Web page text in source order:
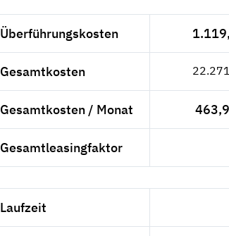
Überführungskosten
Gesamtkosten
Gesamtkosten / Monat
Gesamtleasingfaktor
Laufzeit